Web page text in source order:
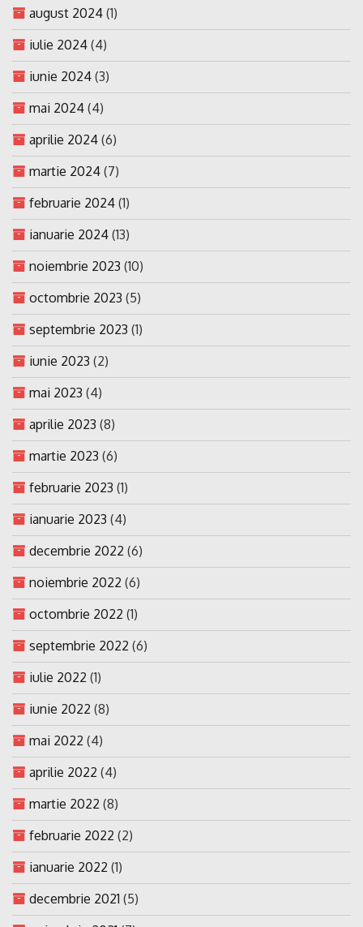
august 2024 (1)
iulie 2024 (4)
iunie 2024 (3)
mai 2024 (4)
aprilie 2024 (6)
martie 2024 (7)
februarie 2024 (1)
ianuarie 2024 (13)
noiembrie 2023 (10)
octombrie 2023 (5)
septembrie 2023 (1)
iunie 2023 (2)
mai 2023 (4)
aprilie 2023 (8)
martie 2023 (6)
februarie 2023 (1)
ianuarie 2023 (4)
decembrie 2022 (6)
noiembrie 2022 (6)
octombrie 2022 (1)
septembrie 2022 (6)
iulie 2022 (1)
iunie 2022 (8)
mai 2022 (4)
aprilie 2022 (4)
martie 2022 (8)
februarie 2022 (2)
ianuarie 2022 (1)
decembrie 2021 (5)